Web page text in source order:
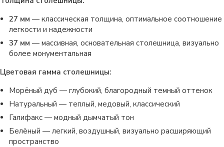
27 мм — классическая толщина, оптимальное соотношение
легкости и надежности
37 мм — массивная, основательная столешница, визуально
более монументальная
Цветовая гамма столешницы:
Морёный дуб — глубокий, благородный темный оттенок
Натуральный — теплый, медовый, классический
Галифакс — модный дымчатый тон
Белёный — легкий, воздушный, визуально расширяющий
пространство